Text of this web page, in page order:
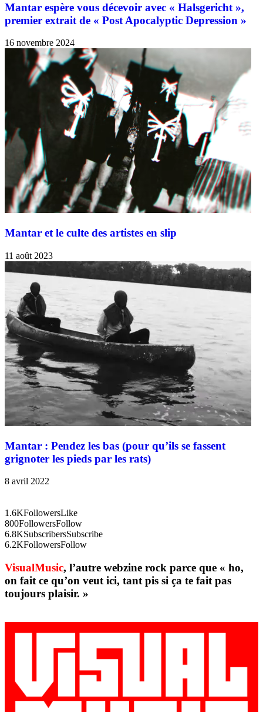
Mantar espère vous décevoir avec « Halsgericht »,
premier extrait de « Post Apocalyptic Depression »
16 novembre 2024
Mantar et le culte des artistes en slip
11 août 2023
Mantar : Pendez les bas (pour qu’ils se fassent
grignoter les pieds par les rats)
8 avril 2022
1.6KFollowersLike
800FollowersFollow
6.8KSubscribersSubscribe
6.2KFollowersFollow
VisualMusic, l’autre webzine rock parce que « ho,
on fait ce qu’on veut ici, tant pis si ça te fait pas
toujours plaisir. »